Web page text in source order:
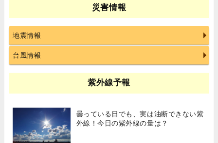
災害情報
地震情報
台風情報
紫外線予報
曇っている日でも、実は油断できない紫
外線！今日の紫外線の量は？